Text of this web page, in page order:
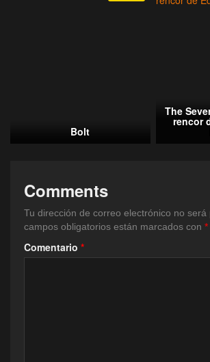
Bolt
The
rencor
Comments
Tu dirección de correo electrónico no será
campos obligatorios están marcados con *
Comentario *